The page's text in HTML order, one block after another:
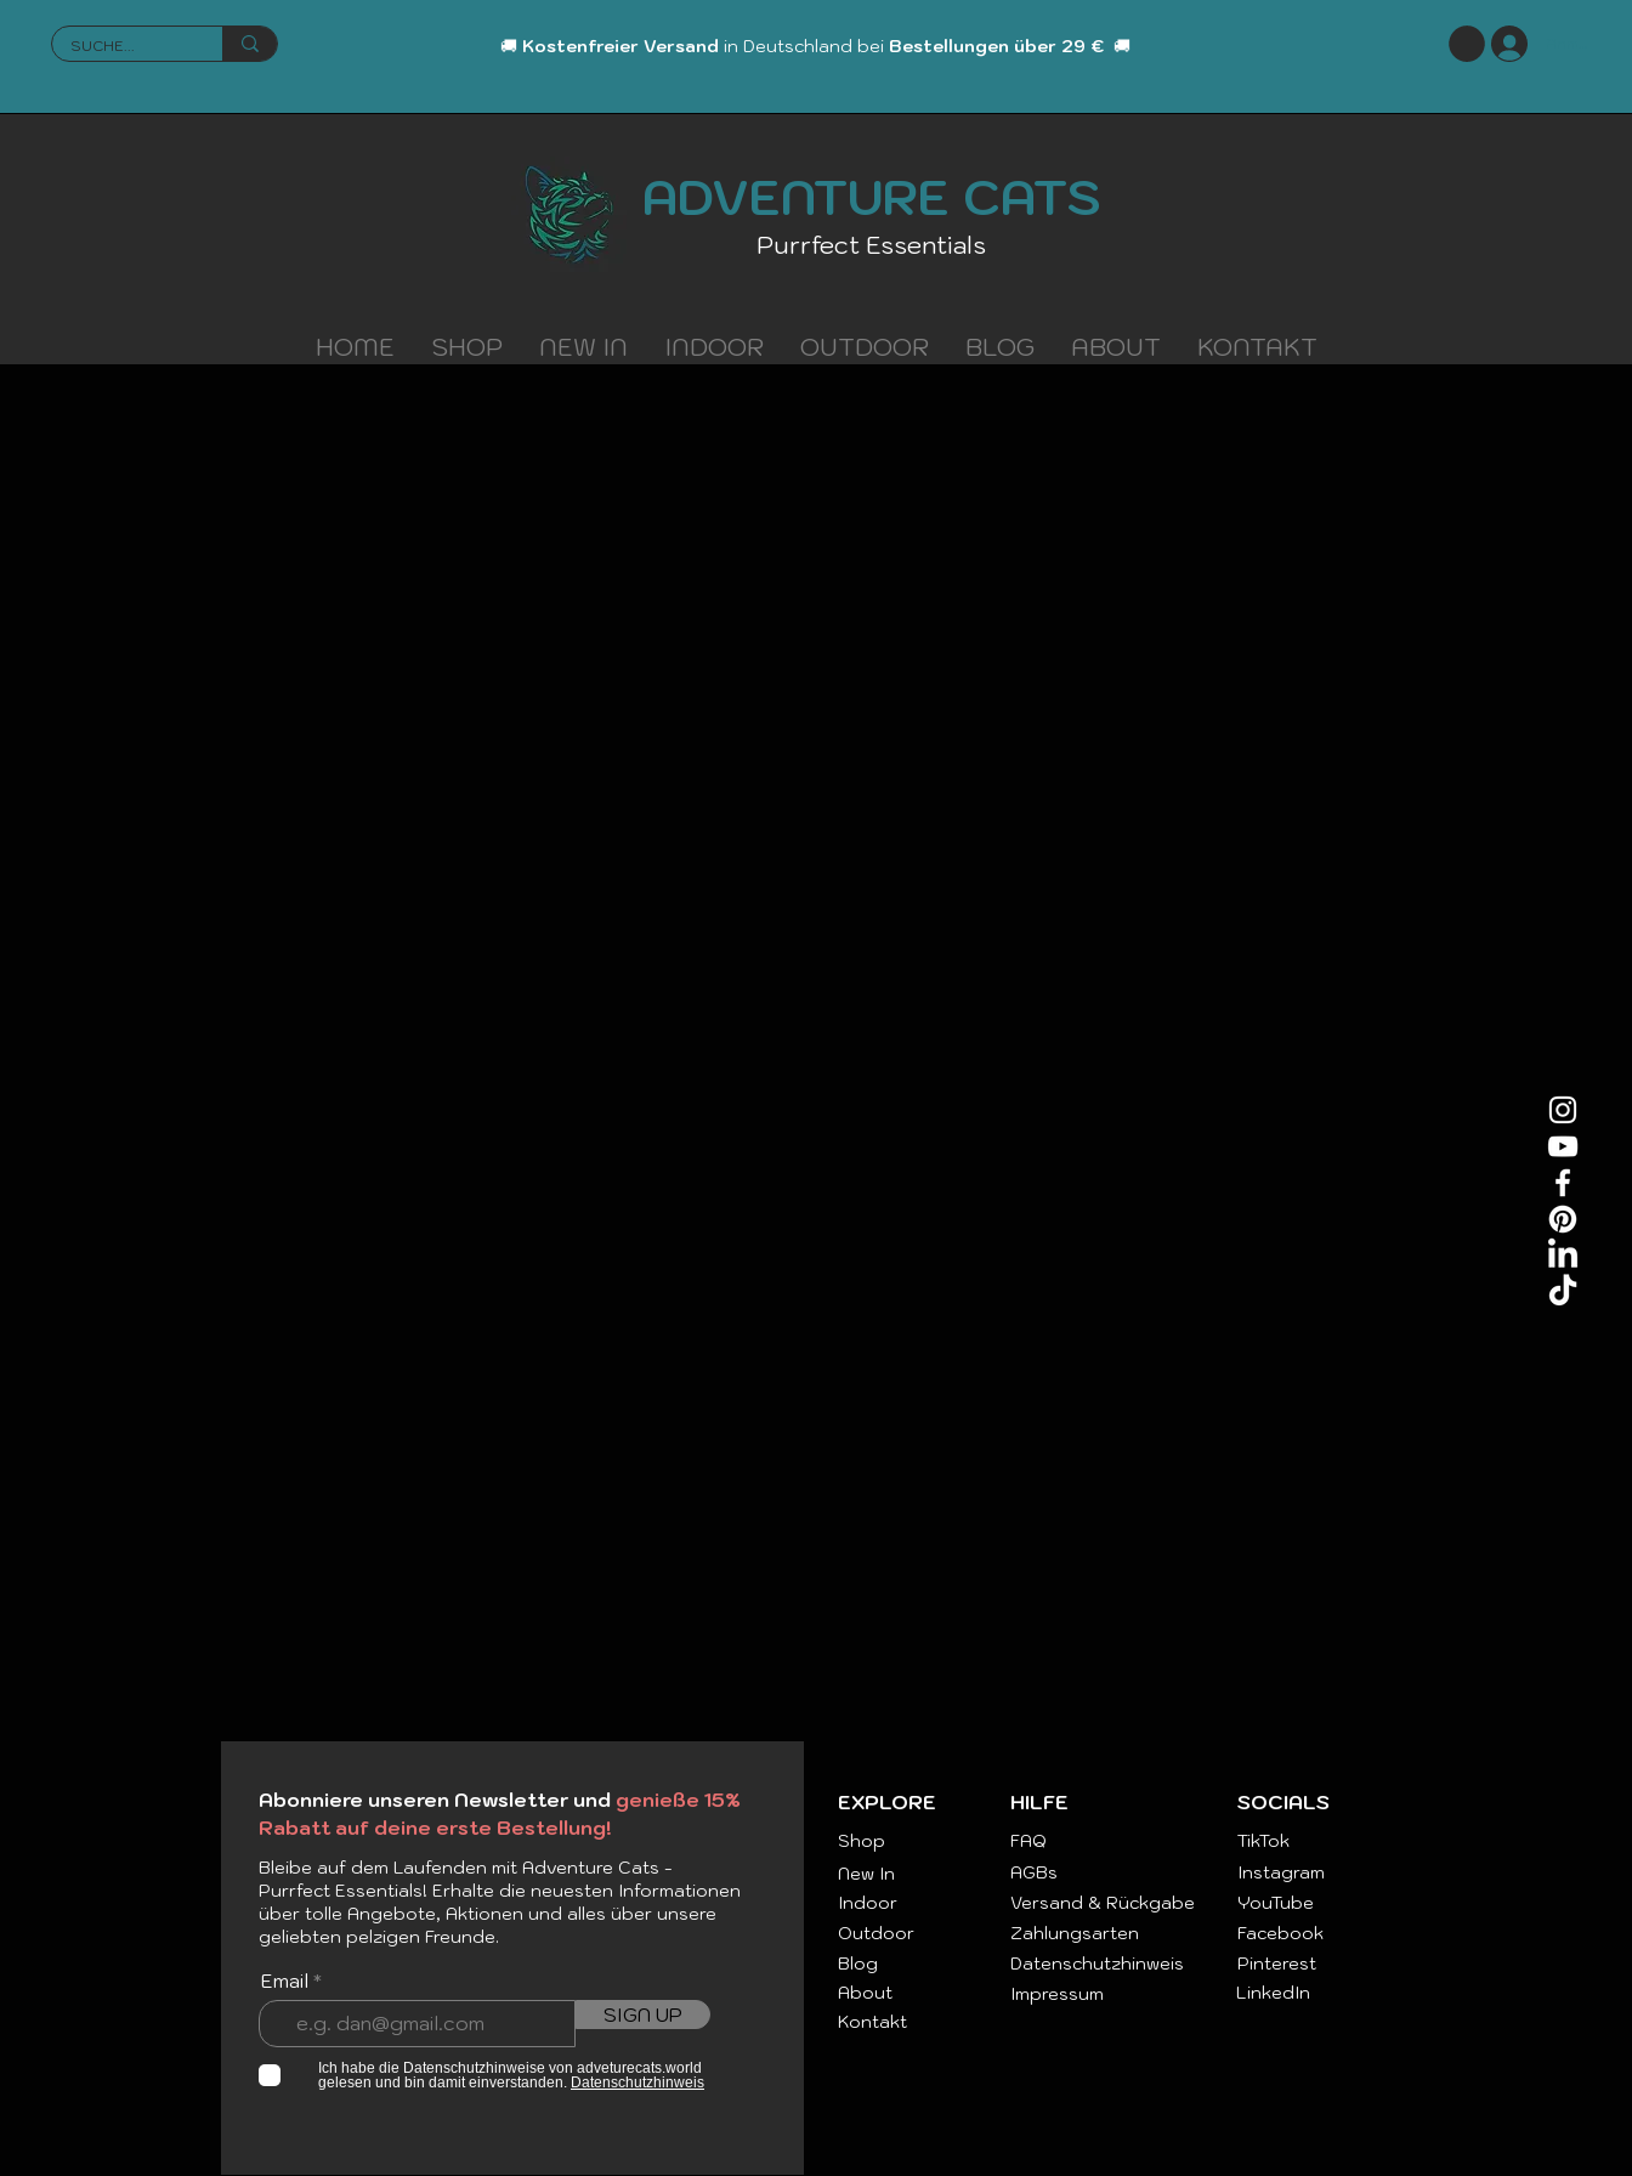
🚚 Kostenfreier Versand in Deutschland bei Bestellungen über 29 €🚚
ADVENTURE CATS
Purrfect Essentials
HOME SHOP NEW IN INDOOR OUTDOOR BLOG ABOUT KONTAKT
Abonniere unseren Newsletter und genieße 15%
Rabatt auf deine erste Bestellung!
Bleibe auf dem Laufenden mit Adventure Cats -
Purrfect Essentials! Erhalte die neuesten Informationen
über tolle Angebote, Aktionen und alles über unsere
geliebten pelzigen Freunde.
Email
SIGN UP
Ich habe die Datenschutzhinweise von adveturecats.world
gelesen und bin damit einverstanden. Datenschutzhinweis
EXPLORE HILFE
Shop
FAQ
AGBs
Versand & Rückgabe
Zahlungsarten
Blog
Datenschutzhinweis
About
SOCIALS
TikTok
Instagram
YouTube
Facebook
Pinterest
LinkedIn
Kontakt
Impressum
New In
Indoor
Outdoor